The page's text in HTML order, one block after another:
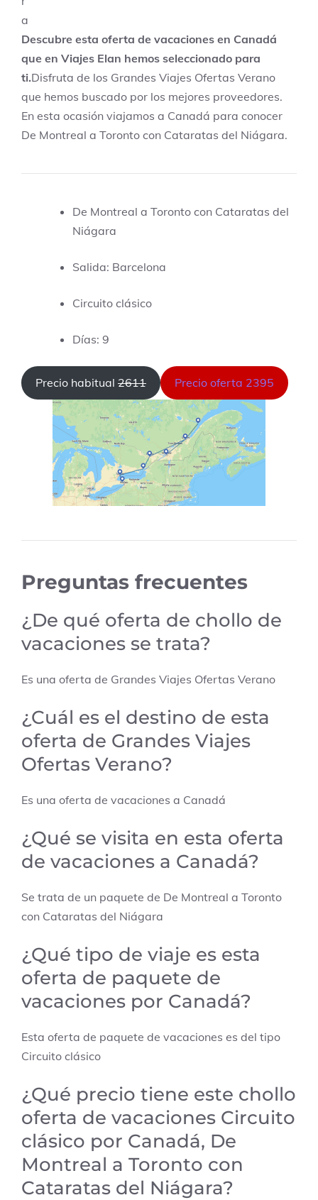
Descubre esta oferta de vacaciones en Canadá
que en Viajes Elan hemos seleccionado para
ti.Disfruta de los Grandes Viajes Ofertas Verano
que hemos buscado por los mejores proveedores.
En esta ocasión viajamos a Canadá para conocer
De Montreal a Toronto con Cataratas del Niágara.
De Montreal a Toronto con Cataratas del
Niágara
Salida: Barcelona
Circuito clásico
Días: 9
Precio habitual 2611 Precio oferta 2395
Preguntas frecuentes
¿De qué oferta de chollo de
vacaciones se trata?
Es una oferta de Grandes Viajes Ofertas Verano
¿Cuál es el destino de esta
oferta de Grandes Viajes
Ofertas Verano?
Es una oferta de vacaciones a Canadá
¿Qué se visita en esta oferta
de vacaciones a Canadá?
Se trata de un paquete de De Montreal a Toronto
con Cataratas del Niágara
¿Qué tipo de viaje es esta
oferta de paquete de
vacaciones por Canadá?
Esta oferta de paquete de vacaciones es del tipo
Circuito clásico
¿Qué precio tiene este chollo
oferta de vacaciones Circuito
clásico por Canadá, De
Montreal a Toronto con
Cataratas del Niágara?